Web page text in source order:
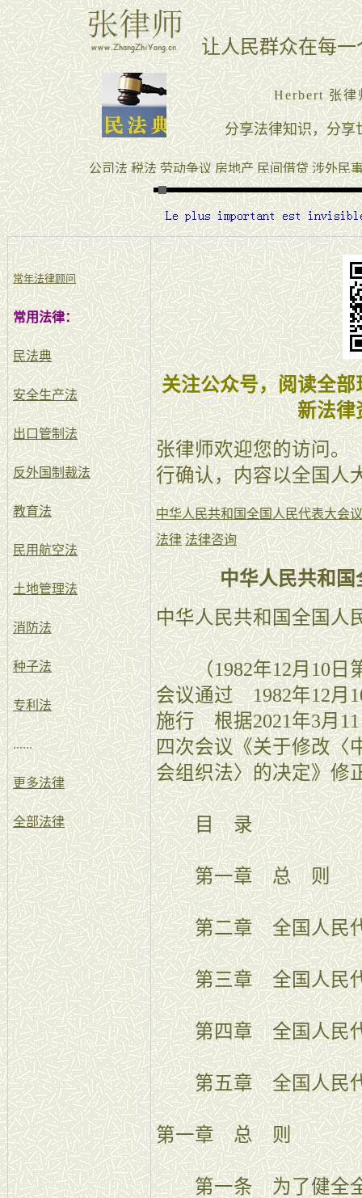
常年法律顾问
常用法律：
民法典
安全生产法
出口管制法
反外国制裁法
教育法
民用航空法
土地管理法
消防法
种子法
专利法
......
更多法律
全部法律
关注公众号，阅读全
新法律
张律师欢迎您的访问。
行确认，内容以全国人
中华人民共和国全国人民代表大会
法律 法律咨询
中华人民共和
中华人民共和国全国人
（1982年12月10日第
会议通过 1982年12月
施行 根据2021年3月
四次会议《关于修改〈
会组织法〉的决定》修
目 录
第一章 总 则
第二章 全国人民代
第三章 全国人民代
第四章 全国人民代
第五章 全国人民代
第一章 总 则
第一条 为了健全全